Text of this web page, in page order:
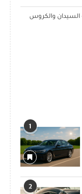
لعام 2026 لسيارات السيدان والكروس
1
2